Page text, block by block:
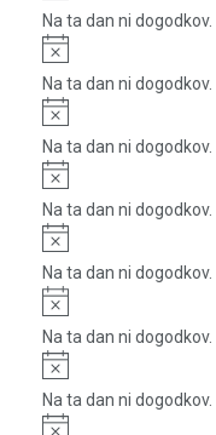
Na ta dan ni dogodkov.
Notice
Na ta dan ni dogodkov.
Notice
Na ta dan ni dogodkov.
Notice
Na ta dan ni dogodkov.
Notice
Na ta dan ni dogodkov.
Notice
Na ta dan ni dogodkov.
Notice
Na ta dan ni dogodkov.
Notice